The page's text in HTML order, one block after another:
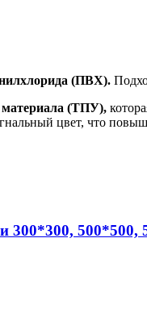
(ПВХ).
материала (ТПУ),
цвет, что
500*500,